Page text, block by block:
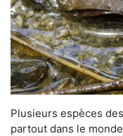
Plusieurs espèces
partout dans le